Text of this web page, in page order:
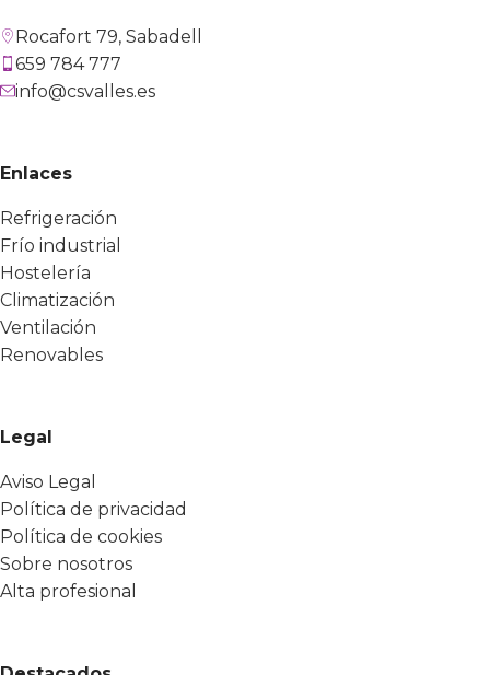
Rocafort 79, Sabadell
659 784 777
info@csvalles.es
Enlaces
Refrigeración
Frío industrial
Hostelería
Climatización
Ventilación
Renovables
Legal
Aviso Legal
Política de privacidad
Política de cookies
Sobre nosotros
Alta profesional